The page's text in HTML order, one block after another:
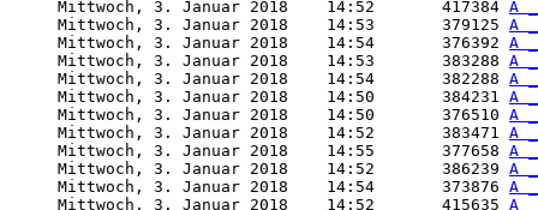
     Mittwoch, 3. Januar 2018    14:52       417384
A
     Mittwoch, 3. Januar 2018    14:53       379125
A
     Mittwoch, 3. Januar 2018    14:54       376392
A
     Mittwoch, 3. Januar 2018    14:53       383288
A
     Mittwoch, 3. Januar 2018    14:54       382288
A
     Mittwoch, 3. Januar 2018    14:50       384231
A
     Mittwoch, 3. Januar 2018    14:50       376510
A
     Mittwoch, 3. Januar 2018    14:52       383471
A
     Mittwoch, 3. Januar 2018    14:55       377658
A
     Mittwoch, 3. Januar 2018    14:52       386239
A
     Mittwoch, 3. Januar 2018    14:54       373876
A
     Mittwoch, 3. Januar 2018    14:52       415635
A